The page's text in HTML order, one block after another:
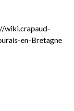
wiki.crapaud-
en-Bretagne